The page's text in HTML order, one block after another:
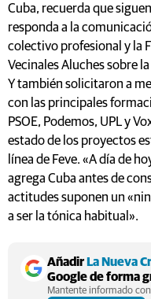
Cuba, recuerda que
responda a la
colectivo profesional y la
Vecinales Aluches sobre
Y también solicitaron a
con las principales
PSOE, Podemos, UPL y
estado de los proyectos
línea de Feve. «A día de
agrega Cuba antes de
actitudes suponen un
a ser la tónica habitual».
AñadirLa Nueva
Google de forma
Mantente informado